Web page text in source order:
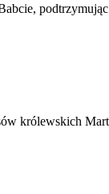
królewskich